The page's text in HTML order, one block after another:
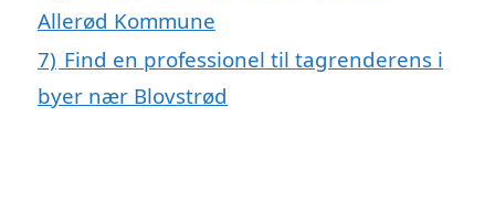
Allerød Kommune
7) Find en professionel til tagrenderens i
byer nær Blovstrød